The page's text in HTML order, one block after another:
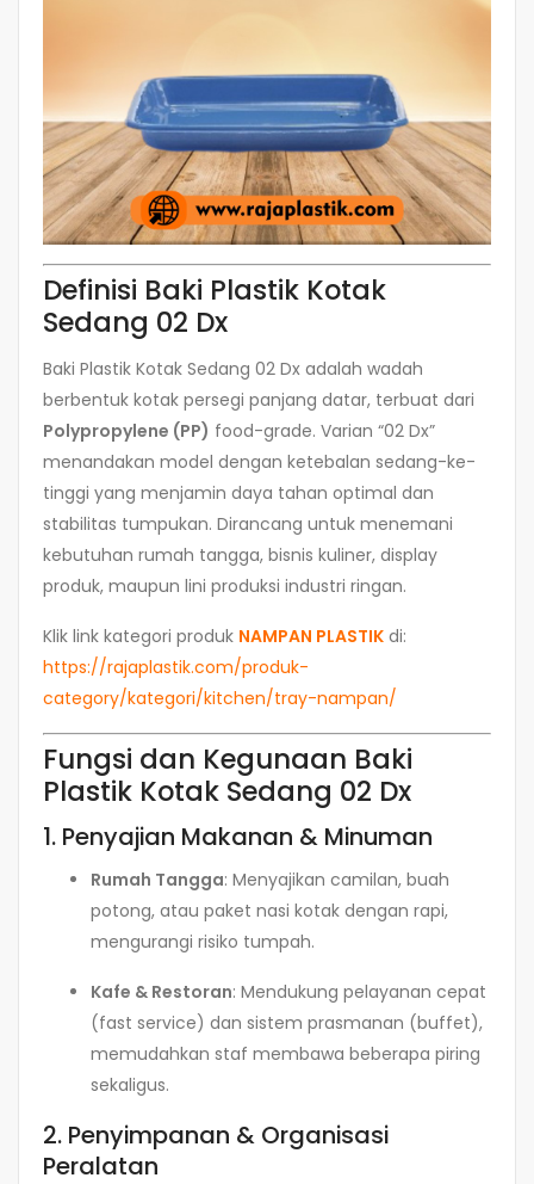
Definisi Baki Plastik Kotak
Sedang 02 Dx
Baki Plastik Kotak Sedang 02 Dx adalah wadah
berbentuk kotak persegi panjang datar, terbuat dari
Polypropylene (PP) food-grade. Varian “02 Dx”
menandakan model dengan ketebalan sedang-ke-
tinggi yang menjamin daya tahan optimal dan
stabilitas tumpukan. Dirancang untuk menemani
kebutuhan rumah tangga, bisnis kuliner, display
produk, maupun lini produksi industri ringan.
Klik link kategori produk NAMPAN PLASTIK di:
https://rajaplastik.com/produk-
category/kategori/kitchen/tray-nampan/
Fungsi dan Kegunaan Baki
Plastik Kotak Sedang 02 Dx
1. Penyajian Makanan & Minuman
Rumah Tangga: Menyajikan camilan, buah
potong, atau paket nasi kotak dengan rapi,
mengurangi risiko tumpah.
Kafe & Restoran: Mendukung pelayanan cepat
(fast service) dan sistem prasmanan (buffet),
memudahkan staf membawa beberapa piring
sekaligus.
2. Penyimpanan & Organisasi
Peralatan